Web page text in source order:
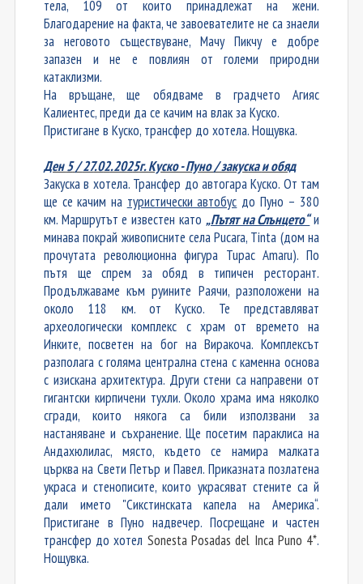
тела, 109 от които принадлежат на жени.
Благодарение на факта, че завоевателите не са знаели
за неговото съществуване, Мачу Пикчу е добре
запазен и не е повлиян от големи природни
катаклизми.
На връщане, ще обядваме в градчето Агияс
Калиентес, преди да се качим на влак за Куско.
Пристигане в Куско, трансфер до хотела. Нощувка.
Ден5/27.02.2025г. Куско - Пуно / закускаи обяд
Закуска в хотела. Трансфер до автогара Куско. От там
ще се качим на туристически автобус до Пуно – 380
км. Маршрутът е известен като „Пътят на Слънцето“и
минава покрай живописните села Pucara, Tinta (дом на
прочутата революционна фигура Tupac Amaru). По
пътя ще спрем за обяд в типичен ресторант.
Продължаваме към руините Раячи, разположени на
около 118 км. от Куско. Те представляват
археологически комплекс с храм от времето на
Инките, посветен на бог на Виракоча. Комплексът
разполага с голяма централна стена с каменна основа
с изискана архитектура. Други стени са направени от
гигантски кирпичени тухли. Около храма има няколко
сгради, които някога са били използвани за
настаняване и съхранение. Ще посетим параклиса на
Андахюлилас, място, където се намира малката
църква на Свети Петър и Павел. Приказната позлатена
украса и стенописите, които украсяват стените са й
дали името "Сикстинската капела на Америка“.
Пристигане в Пуно надвечер. Посрещане и частен
трансфер до хотел Sonesta Posadas del Inca Puno 4*.
Нощувка.